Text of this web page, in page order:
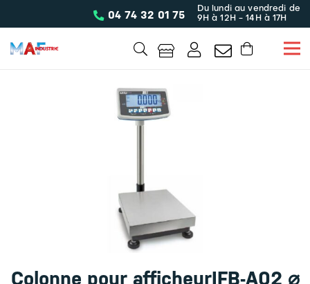
04 74 32 01 75
Du lundi au vendredi de
9H à 12H - 14H à 17H
Colonne pour afficheurIFB-A02 ⌀